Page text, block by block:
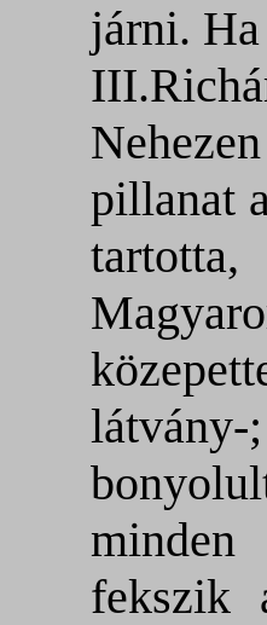
járni.
pillanat
látvány-
fekszik